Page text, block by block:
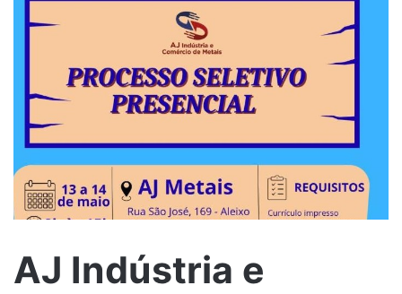
AJ Indústria e